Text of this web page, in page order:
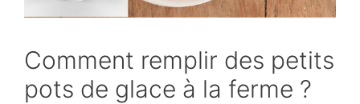
Comment remplir des petits
pots de glace à la ferme ?